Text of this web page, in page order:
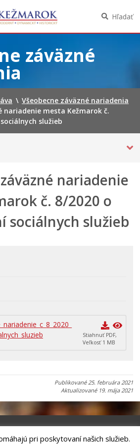
Hľadať
záväzné
\ Všeobecne záväzné nariadenia
nariadenie mesta Kežmarok č.
služieb
správa
– Kežmarok
nariadenie
č. 8/2020 o
sociálnych služieb
Stiahnuť PDF,
Veľkosť 1 MB
Publikované25. februára 2021
Aktualizované 19. mája 2021
pri poskytovaní našich služieb.